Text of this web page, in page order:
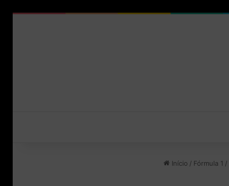
Início / Fórmula 1 /